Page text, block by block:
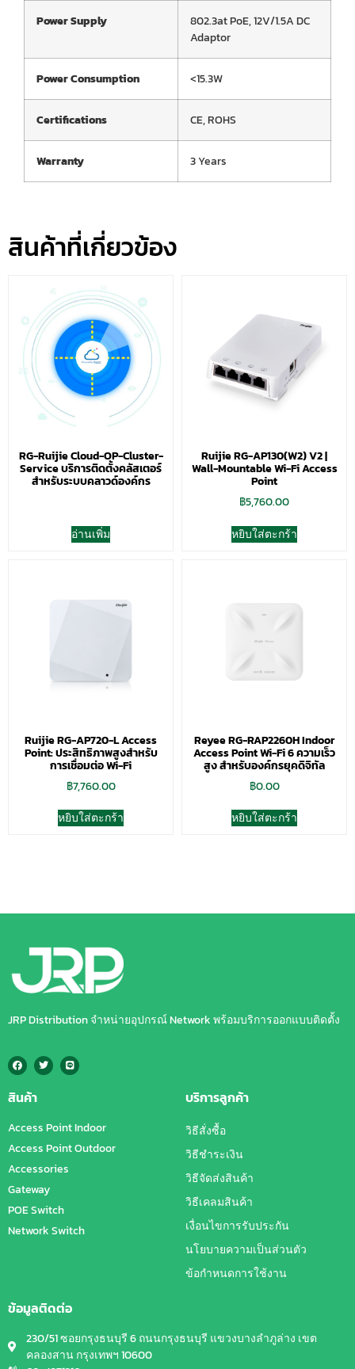
Power Supply
802.3at PoE, 12V/1.5A DC
Adaptor
Power Consumption <15.3W
Certifications CE, ROHS
Warranty 3 Years
สินค้าที่เกี่ยวข้อง
RG-Ruijie Cloud-OP-Cluster-
Service บริการติดตั้งคลัสเตอร์
สำหรับระบบคลาวด์องค์กร
อ่านเพิ่ม
Ruijie RG-AP130(W2) V2 |
Wall-Mountable Wi-Fi Access
Point
฿5,760.00
หยิบใส่ตะกร้า
Ruijie RG-AP720-L Access
Point: ประสิทธิภาพสูงสำหรับ
การเชื่อมต่อ Wi-Fi
฿7,760.00
หยิบใส่ตะกร้า
Reyee RG-RAP2260H Indoor
Access Point Wi-Fi 6 ความเร็ว
สูง สำหรับองค์กรยุคดิจิทัล
฿0.00
หยิบใส่ตะกร้า
JRP Distribution จำหน่ายอุปกรณ์ Network พร้อมบริการออกแบบติดตั้ง
สินค้า
Access Point Indoor
Access Point Outdoor
Accessories
Gateway
POE Switch
Network Switch
บริการลูกค้า
วิธีสั่งซื้อ
วิธีชำระเงิน
วิธีจัดส่งสินค้า
วิธีเคลมสินค้า
เงื่อนไขการรับประกัน
นโยบายความเป็นส่วนตัว
ข้อกำหนดการใช้งาน
ข้อมูลติดต่อ
230/51 ซอยกรุงธนบุรี 6 ถนนกรุงธนบุรี แขวงบางลำภูล่าง เขต
คลองสาน กรุงเทพฯ 10600